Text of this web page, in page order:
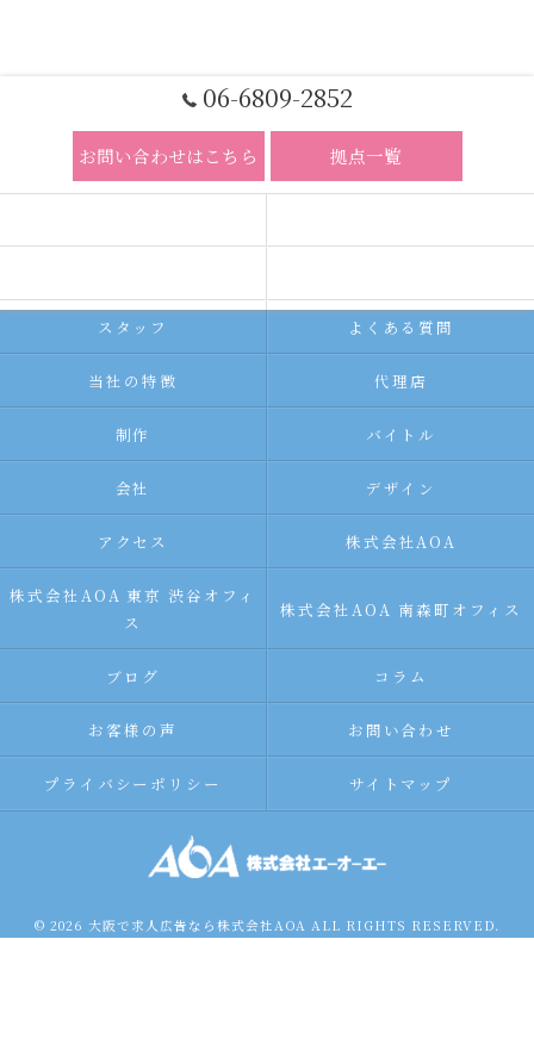
06-6809-2852
お問い合わせはこちら 拠点一覧
スタッフ よくある質問
当社の特徴 代理店
制作 バイトル
会社 デザイン
アクセス 株式会社AOA
株式会社AOA 東京 渋谷オフィ
ス
株式会社AOA 南森町オフィス
ブログ コラム
お客様の声 お問い合わせ
プライバシーポリシー サイトマップ
© 2026 大阪で求人広告なら株式会社AOA ALL RIGHTS RESERVED.